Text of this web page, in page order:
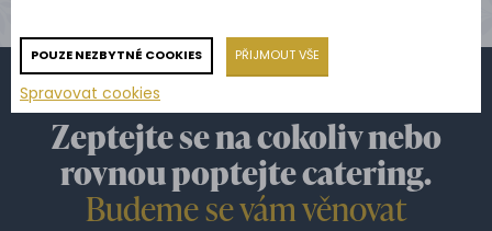
Zeptejte se na cokoliv nebo
rovnou poptejte catering.
Budeme se vám věnovat
POUZE NEZBYTNÉ COOKIES PŘIJMOUT VŠE
Spravovat cookies